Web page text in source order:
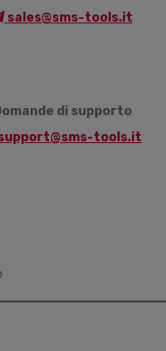
sales@sms-tools.it
di supporto
tools.it